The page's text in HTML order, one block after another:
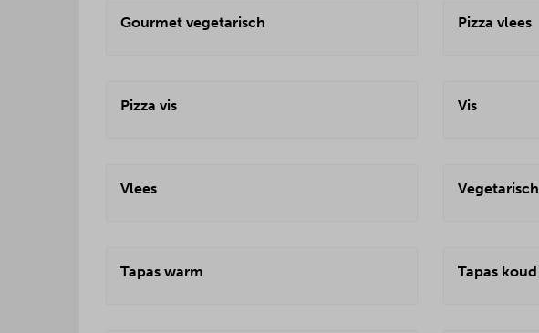
Gourmet vegetarisch Pizza vlees
Pizza vis Vis
Vlees Vegetarisch
Tapas warm Tapas koud